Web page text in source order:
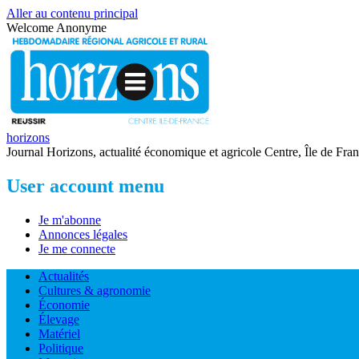
Aller au contenu principal
Welcome Anonyme
horizons
Journal Horizons, actualité économique et agricole Centre, Île de
User account menu
Je m'abonne
Annonces légales
Je me connecte
Actualités
Cultures & agronomie
Économie
Élevage
Matériel
Politique